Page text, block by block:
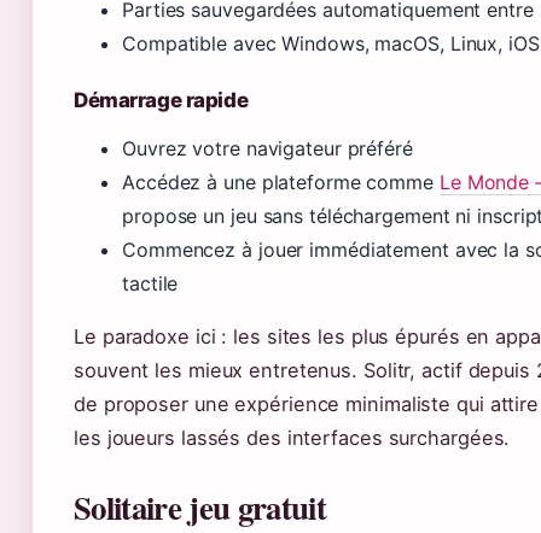
Parties sauvegardées automatiquement entre
Compatible avec Windows, macOS, Linux,
Démarrage rapide
Ouvrez votre navigateur préféré
Accédez à une plateforme comme Le Monde
propose un jeu sans téléchargement ni
Commencez à jouer immédiatement avec la
tactile
Le paradoxe ici : les sites les plus épurés en
souvent les mieux entretenus. Solitr, actif depuis
de proposer une expérience minimaliste qui
les joueurs lassés des interfaces surchargées.
Solitaire jeu gratuit